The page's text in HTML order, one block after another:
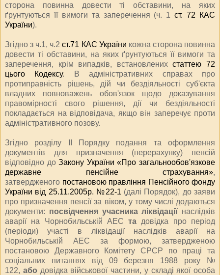
сторона повинна довести ті обставини, на яких
ґрунтуються її вимоги та заперечення (ч. 1ст. 72 КАС
України).
Згідно з ч.1, ч.2ст.71 КАС України кожна сторона повинна
довести ті обставини, на яких ґрунтуються її вимоги та
заперечення, крім випадків, встановленихстаттею 72
цього Кодексу. В адміністративних справах про
протиправність рішень, дій чи бездіяльності суб'єкта
владних повноважень обов'язок щодо доказування
правомірності свого рішення, дії чи бездіяльності
покладається на відповідача, якщо він заперечує проти
адміністративного позову.
Згідно розділу ІІ Порядку подання та оформлення
документів для призначення (перерахунку) пенсій
відповідно доЗакону України «Про загальнообов'язкове
державне пенсійне страхування»,
затвердженого постановою правління Пенсійного фонду
України від 25.11.2005р. №22-1 (далі Порядок), до заяви
про призначення пенсії за віком, у тому числі додаються
документи: посвідчення учасника ліквідації наслідків
аварії на Чорнобильській АЕСта довідка про період
(періоди) участі в ліквідації наслідків аварії на
Чорнобильській АЕС за формою, затвердженою
постановою Державного Комітету СРСР по праці та
соціальних питаннях від 09 березня 1988 року №
122, або довідка військової частини, у складі якої особа